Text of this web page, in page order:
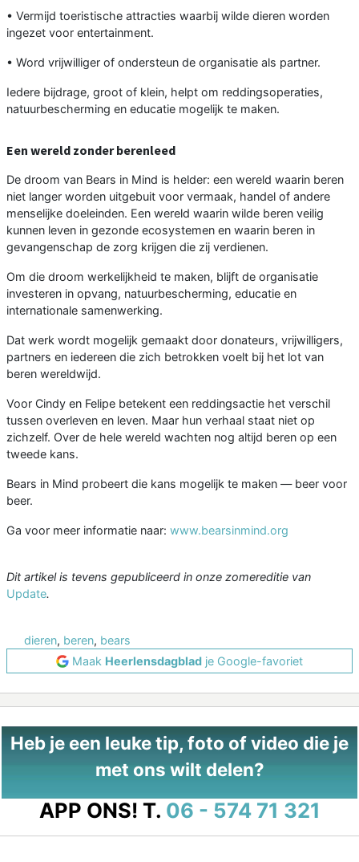
• Vermijd toeristische attracties waarbij wilde dieren worden
ingezet voor entertainment.
• Word vrijwilliger of ondersteun de organisatie als partner.
Iedere bijdrage, groot of klein, helpt om reddingsoperaties,
natuurbescherming en educatie mogelijk te maken.
Een wereld zonder berenleed
De droom van Bears in Mind is helder: een wereld waarin beren
niet langer worden uitgebuit voor vermaak, handel of andere
menselijke doeleinden. Een wereld waarin wilde beren veilig
kunnen leven in gezonde ecosystemen en waarin beren in
gevangenschap de zorg krijgen die zij verdienen.
Om die droom werkelijkheid te maken, blijft de organisatie
investeren in opvang, natuurbescherming, educatie en
internationale samenwerking.
Dat werk wordt mogelijk gemaakt door donateurs, vrijwilligers,
partners en iedereen die zich betrokken voelt bij het lot van
beren wereldwijd.
Voor Cindy en Felipe betekent een reddingsactie het verschil
tussen overleven en leven. Maar hun verhaal staat niet op
zichzelf. Over de hele wereld wachten nog altijd beren op een
tweede kans.
Bears in Mind probeert die kans mogelijk te maken — beer voor
beer.
Ga voor meer informatie naar: www.bearsinmind.org
Dit artikel is tevens gepubliceerd in onze zomereditie van
Update.
dieren, beren, bears
Maak Heerlensdagblad je Google-favoriet
Heb je een leuke tip, foto of video die je
met ons wilt delen?
APP ONS! T. 06 - 574 71 321